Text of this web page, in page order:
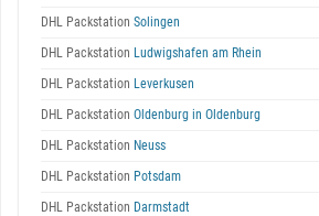
DHL Packstation Solingen
DHL Packstation Ludwigshafen am Rhein
DHL Packstation Leverkusen
DHL Packstation Oldenburg in Oldenburg
DHL Packstation Neuss
DHL Packstation Potsdam
DHL Packstation Darmstadt